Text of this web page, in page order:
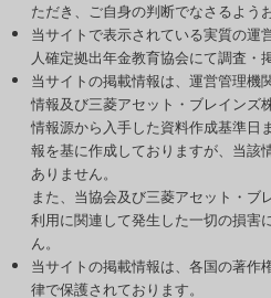
ただき、ご自身の判断でなさるよう
当サイトで表示されている実質の運
人確定拠出年金教育協会にて調査・
当サイトの掲載情報は、運営管理機
情報及び三菱アセット・ブレインズ
情報源から入手した資料作成基準日
報を基に作成しておりますが、当該
ありません。
また、当協会及び三菱アセット・ブ
利用に関連して発生した一切の損害
ん。
当サイトの掲載情報は、各国の著作
律で保護されております。